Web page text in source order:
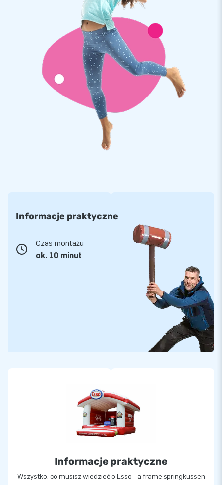
Informacje praktyczne
Czas montażu
ok. 10 minut
Informacje praktyczne
Wszystko, co musisz wiedzieć o Esso - a frame springkussen